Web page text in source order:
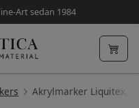
Art sedan 1984
Akrylmarker Liquitex,